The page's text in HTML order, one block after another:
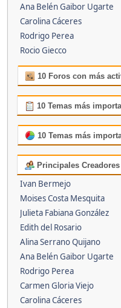
Ana Belén Gaibor Ugarte
Carolina Cáceres
Rodrigo Perea
Rocio Giecco
10 Foros con más
10 Temas más
10 Temas más
Principales Creadores
Ivan Bermejo
Moises Costa Mesquita
Julieta Fabiana González
Edith del Rosario
Alina Serrano Quijano
Ana Belén Gaibor Ugarte
Rodrigo Perea
Carmen Gloria Viejo
Carolina Cáceres